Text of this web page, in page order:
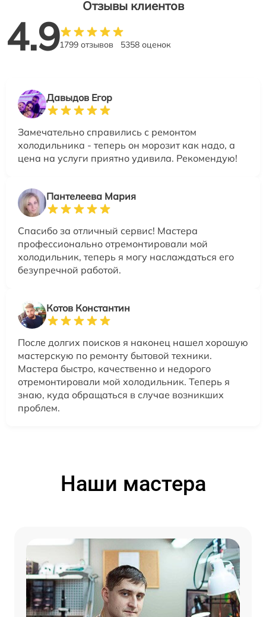
Отзывы клиентов
4.91799 отзывов 5358 оценок
Давыдов Егор
Замечательно справились с ремонтом
холодильника - теперь он морозит как надо, а
цена на услуги приятно удивила. Рекомендую!
Пантелеева Мария
Спасибо за отличный сервис! Мастера
профессионально отремонтировали мой
холодильник, теперь я могу наслаждаться его
безупречной работой.
Котов Константин
После долгих поисков я наконец нашел хорошую
мастерскую по ремонту бытовой техники.
Мастера быстро, качественно и недорого
отремонтировали мой холодильник. Теперь я
знаю, куда обращаться в случае возникших
проблем.
Наши мастера